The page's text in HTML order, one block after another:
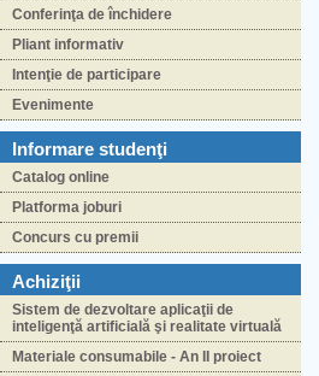
Conferinţa de închidere
Pliant informativ
Intenţie de participare
Evenimente
Informare studenţi
Catalog online
Platforma joburi
Concurs cu premii
Achiziţii
Sistem de dezvoltare aplicaţii de
inteligenţă artificială şi realitate virtuală
Materiale consumabile - An II proiect